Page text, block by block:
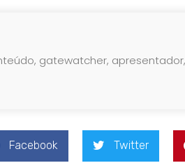
gatewatcher, apresentador,
Facebook Twitter